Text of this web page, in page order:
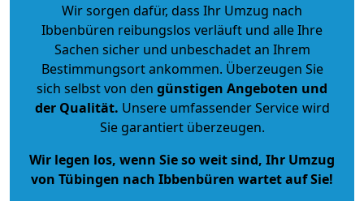
Wir sorgen dafür, dass Ihr Umzug nach
Ibbenbüren reibungslos verläuft und alle Ihre
Sachen sicher und unbeschadet an Ihrem
Bestimmungsort ankommen. Überzeugen Sie
sich selbst von den günstigen Angeboten und
der Qualität. Unsere umfassender Service wird
Sie garantiert überzeugen.
Wir legen los, wenn Sie so weit sind, Ihr Umzug
von Tübingen nach Ibbenbüren wartet auf Sie!